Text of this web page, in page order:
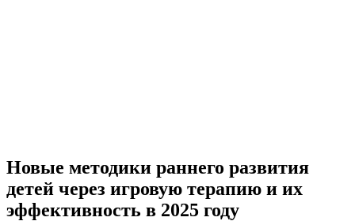
Новые методики раннего развития
детей через игровую терапию и их
эффективность в 2025 году